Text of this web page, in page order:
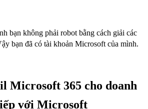
bạn không phải robot bằng cách giải các
bạn đã có tài khoản Microsoft của mình.
Microsoft 365 cho doanh
với Microsoft